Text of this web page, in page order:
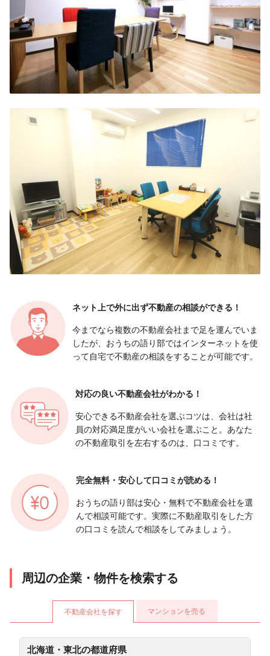
ネット上で外に出ず不動産の相談ができる！
今までなら複数の不動産会社まで足を運んでいま
したが、おうちの語り部ではインターネットを使
って自宅で不動産の相談をすることが可能です。
対応の良い不動産会社がわかる！
安心できる不動産会社を選ぶコツは、会社は社
員の対応満足度がいい会社を選ぶこと。あなた
の不動産取引を左右するのは、口コミです。
完全無料・安心して口コミが読める！
おうちの語り部は安心・無料で不動産会社を選
んで相談可能です。実際に不動産取引をした方
の口コミを読んで相談をしてみましょう。
周辺の企業・物件を検索する
不動産会社を探す マンションを売る
北海道・東北の都道府県